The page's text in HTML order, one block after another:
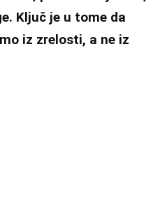
Ključ je u tome da
iz zrelosti, a ne iz